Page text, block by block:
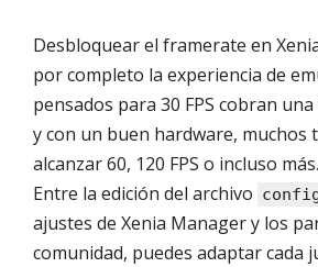
Desbloquear el framerate en
por completo la experiencia de
pensados para 30 FPS cobran
y con un buen hardware, muchos
alcanzar 60, 120 FPS o incluso más.
Entre la edición del archivo
ajustes de Xenia Manager y los
comunidad, puedes adaptar cada